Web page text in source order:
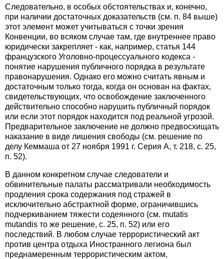
Следовательно, в особых обстоятельствах и, конечно,
при наличии достаточных доказательств (см. п. 84 выше)
этот элемент может учитываться с точки зрения
Конвенции, во всяком случае там, где внутреннее право
юридически закрепляет - как, например, статья 144
французского Уголовно-процессуального кодекса -
понятие нарушения публичного порядка в результате
правонарушения. Однако его можно считать явным и
достаточным только тогда, когда он основан на фактах,
свидетельствующих, что освобождение заключенного
действительно способно нарушить публичный порядок
или если этот порядок находится под реальной угрозой.
Предварительное заключение не должно предвосхищать
наказание в виде лишения свободы (см. решение по
делу Кеммаша от 27 ноября 1991 г. Серия А, т. 218, с. 25,
п. 52).
В данном конкретном случае следователи и
обвинительные палаты рассматривали необходимость
продления срока содержания под стражей в
исключительно абстрактной форме, ограничившись
подчеркиванием тяжести содеянного (см. mutatis
mutandis то же решение, с. 25, п. 52) или его
последствий. В любом случае террористический акт
против центра отдыха Иностранного легиона был
преднамеренным террористическим актом,